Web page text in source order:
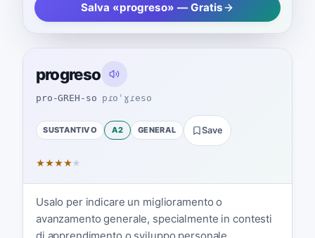
Salva «progreso» — Gratis
progreso
pro-GREH-so pɾoˈɣɾeso
SUSTANTIVO A2 GENERAL Save
★★★★★
Usalo per indicare un miglioramento o
avanzamento generale, specialmente in contesti